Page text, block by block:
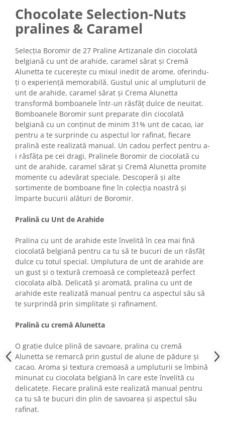
Turta dulce de Sibiu
Turta dulce cu miere
Croissant
Croissant Duofino
Croissant cu maia
Cornulete
Boromele
Cornulete fragede
Pasca
Pasca Fresh
Cereale
Paine
Paine ambalata
Chifle
Colaci festivi
Snack-uri sărate
Covrigi de Buzau
Grisine
Crochete
Produse de gătit
Faina
Malai
Produse congelate
Panificatie congelata
Patiserie congelata
Pizza congelata
Baton Cookie congelat
Cheesecake congelat
Chocolate Selection-Nuts
pralines & Caramel
Selecția Boromir de 27 Praline Artizanale din ciocolată
belgiană cu unt de arahide, caramel sărat și Cremă
Alunetta te cucerește cu mixul inedit de arome, oferindu-
ți o experiență memorabilă. Gustul unic al umpluturii de
unt de arahide, caramel sărat și Crema Alunetta
transformă bomboanele într-un răsfăț dulce de neuitat.
Bomboanele Boromir sunt preparate din ciocolată
belgiană cu un conținut de minim 31% unt de cacao, iar
pentru a te surprinde cu aspectul lor rafinat, fiecare
pralină este realizată manual. Un cadou perfect pentru a-
i răsfăța pe cei dragi, Pralinele Boromir de ciocolată cu
unt de arahide, caramel sărat și Cremă Alunetta promite
momente cu adevărat speciale. Descoperă și alte
sortimente de bomboane fine în colecția noastră și
împarte bucurii alături de Boromir.
Pralină cu Unt de Arahide
Pralina cu unt de arahide este învelită în cea mai fină
ciocolată belgiană pentru ca tu să te bucuri de un răsfăț
dulce cu totul special. Umplutura de unt de arahide are
un gust și o textură cremoasă ce completează perfect
ciocolata albă. Delicată și aromată, pralina cu unt de
arahide este realizată manual pentru ca aspectul său să
te surprindă prin simplitate și rafinament.
Pralină cu cremă Alunetta
O grație dulce plină de savoare, pralina cu cremă
Alunetta se remarcă prin gustul de alune de pădure și
cacao. Aroma și textura cremoasă a umpluturii se îmbină
minunat cu ciocolata belgiană în care este învelită cu
delicatețe. Fiecare pralină este realizată manual pentru
ca tu să te bucuri din plin de savoarea și aspectul său
rafinat.